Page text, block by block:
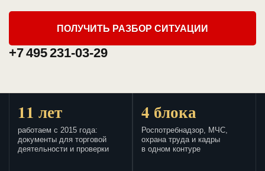
ПОЛУЧИТЬ РАЗБОР СИТУАЦИИ
+7 495 231-03-29
11 лет
работаем с 2015 года:
документы для торговой
деятельности и проверки
4 блока
Роспотребнадзор, МЧС,
охрана труда и кадры
в одном контуре